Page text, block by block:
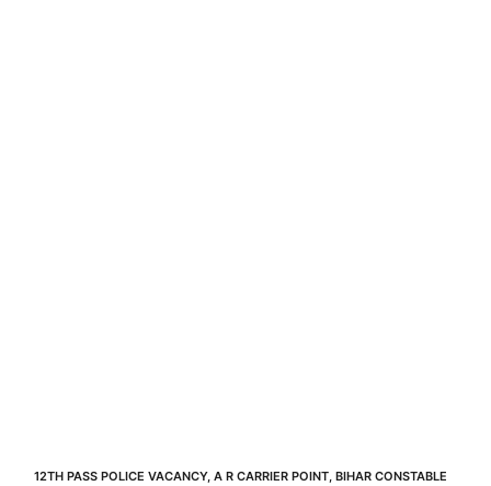
12TH PASS POLICE VACANCY, A R CARRIER POINT, BIHAR CONSTABLE